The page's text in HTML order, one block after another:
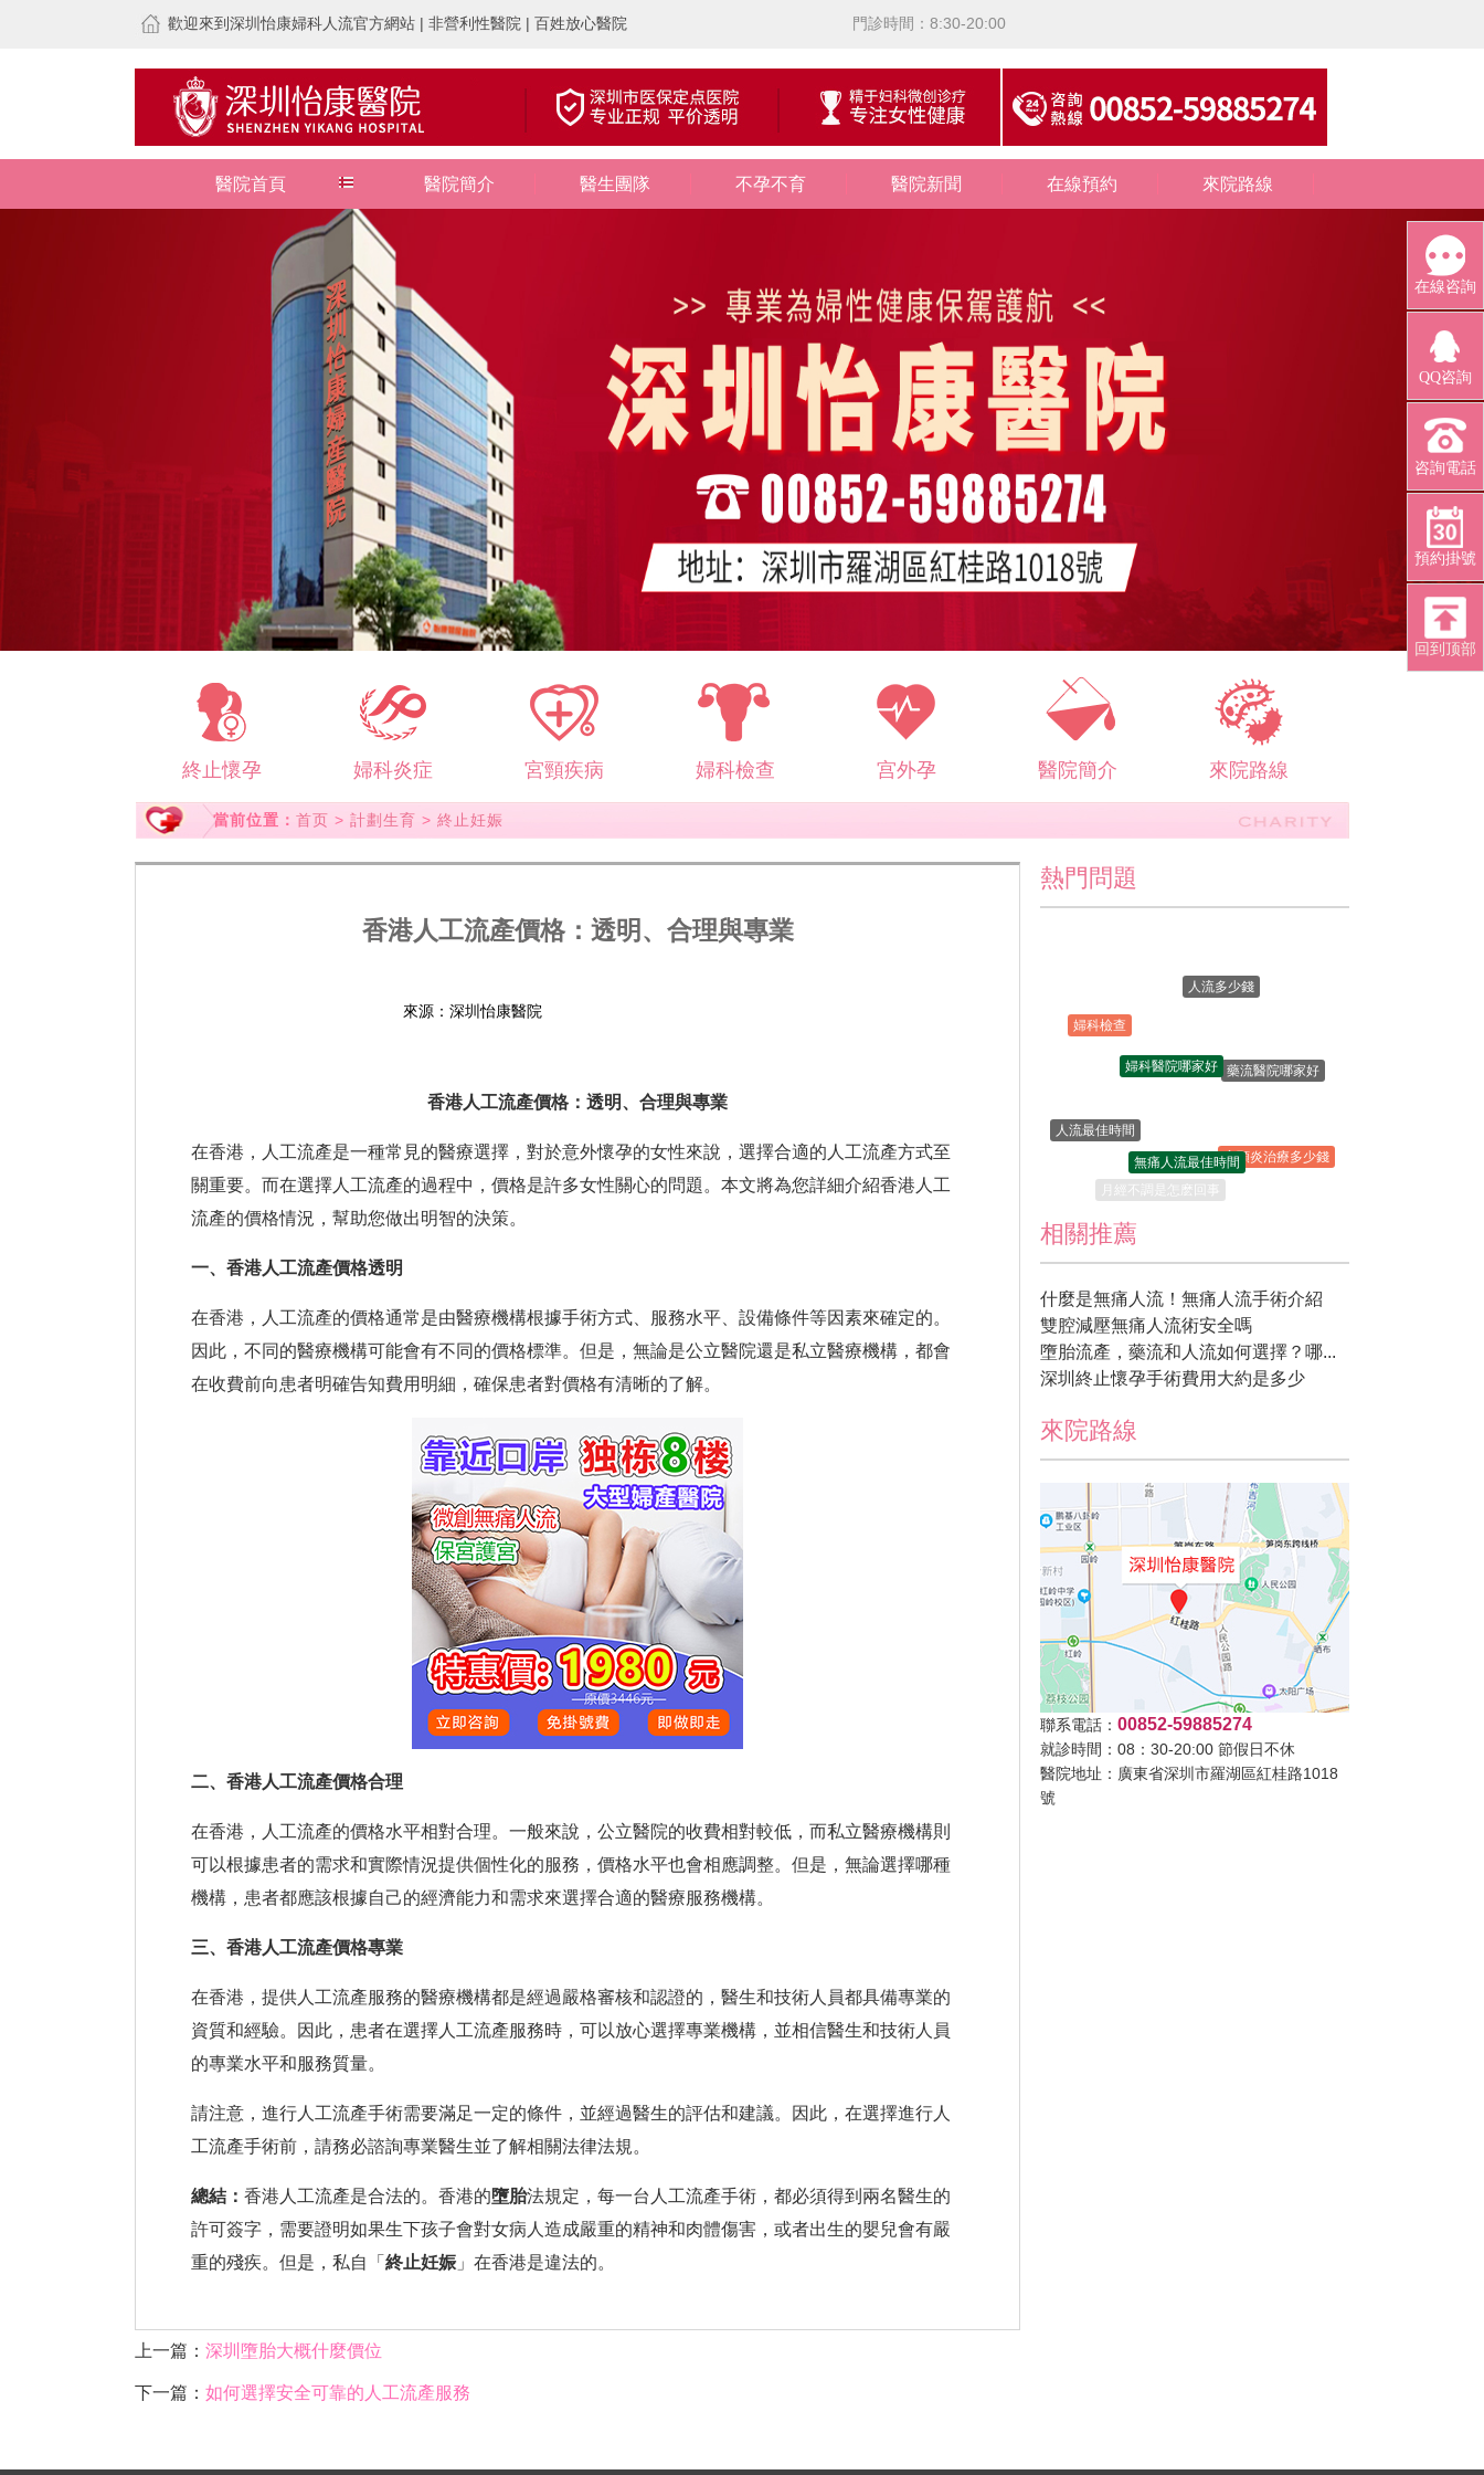
歡迎來到深圳怡康婦科人流官方網站 | 非營利性醫院 | 百姓放心醫院 門診時間：8:30-20:00
醫院首頁 醫院簡介 醫生團隊 不孕不育 醫院新聞 在線預約 來院路線
終止懷孕 婦科炎症 宮頸疾病 婦科檢查 宫外孕 醫院簡介 來院路線
當前位置： 首页 > 計劃生育 > 終止妊娠
香港人工流產價格：透明、合理與專業
來源：深圳怡康醫院
香港人工流產價格：透明、合理與專業
在香港，人工流產是一種常見的醫療選擇，對於意外懷孕的女性來說，選擇合適的人工流產方式至
關重要。而在選擇人工流產的過程中，價格是許多女性關心的問題。本文將為您詳細介紹香港人工
流產的價格情況，幫助您做出明智的決策。
一、香港人工流產價格透明
在香港，人工流產的價格通常是由醫療機構根據手術方式、服務水平、設備條件等因素來確定的。
因此，不同的醫療機構可能會有不同的價格標準。但是，無論是公立醫院還是私立醫療機構，都會
在收費前向患者明確告知費用明細，確保患者對價格有清晰的了解。
二、香港人工流產價格合理
在香港，人工流產的價格水平相對合理。一般來說，公立醫院的收費相對較低，而私立醫療機構則
可以根據患者的需求和實際情況提供個性化的服務，價格水平也會相應調整。但是，無論選擇哪種
機構，患者都應該根據自己的經濟能力和需求來選擇合適的醫療服務機構。
三、香港人工流產價格專業
在香港，提供人工流產服務的醫療機構都是經過嚴格審核和認證的，醫生和技術人員都具備專業的
資質和經驗。因此，患者在選擇人工流產服務時，可以放心選擇專業機構，並相信醫生和技術人員
的專業水平和服務質量。
請注意，進行人工流產手術需要滿足一定的條件，並經過醫生的評估和建議。因此，在選擇進行人
工流產手術前，請務必諮詢專業醫生並了解相關法律法規。
總結： 香港人工流產是合法的。香港的墮胎法規定，每一台人工流產手術，都必須得到兩名醫生的
許可簽字，需要證明如果生下孩子會對女病人造成嚴重的精神和肉體傷害，或者出生的嬰兒會有嚴
重的殘疾。但是，私自「 終止妊娠」在香港是違法的。
上一篇： 深圳墮胎大概什麼價位
下一篇： 如何選擇安全可靠的人工流產服務
熱門問題
婦科檢查
婦科醫院哪家好
人流最佳時間
無痛人流最佳時間
宮頸炎治療多少錢
月經不調是怎麽回事
相關推薦
什麼是無痛人流！無痛人流手術介紹
雙腔減壓無痛人流術安全嗎
墮胎流產，藥流和人流如何選擇？哪...
深圳終止懷孕手術費用大約是多少
來院路線
聯系電話： 00852-59885274
就診時間：08：30-20:00 節假日不休
醫院地址：廣東省深圳市羅湖區紅桂路1018
號
在線咨詢
QQ咨詢
咨詢電話
預約掛號
回到顶部